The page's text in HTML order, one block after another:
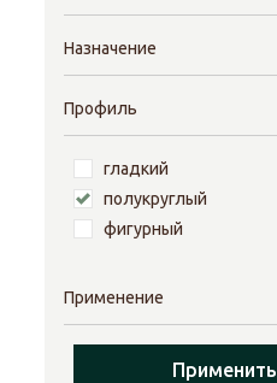
Назначение
Профиль
гладкий
полукруглый
фигурный
Применение
Применить